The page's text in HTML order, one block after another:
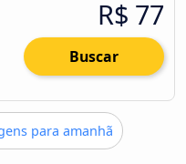
R$ 77
Buscar
para amanhã